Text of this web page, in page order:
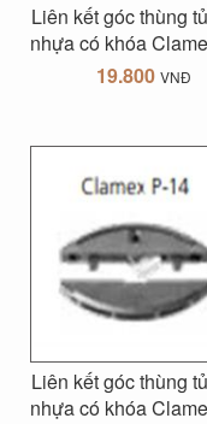
Liên kết góc thùng
nhựa có khóa
19.800 VNĐ
Liên kết góc thùng
nhựa có khóa